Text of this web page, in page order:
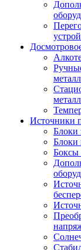
Источники
Блоки
Блоки
Боксы